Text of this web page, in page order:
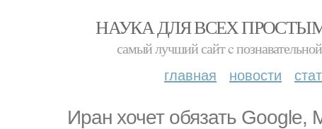
НАУКА ДЛЯ ВСЕХ
самый лучший сайт c
главная новости
Иран хочет обязать Google,